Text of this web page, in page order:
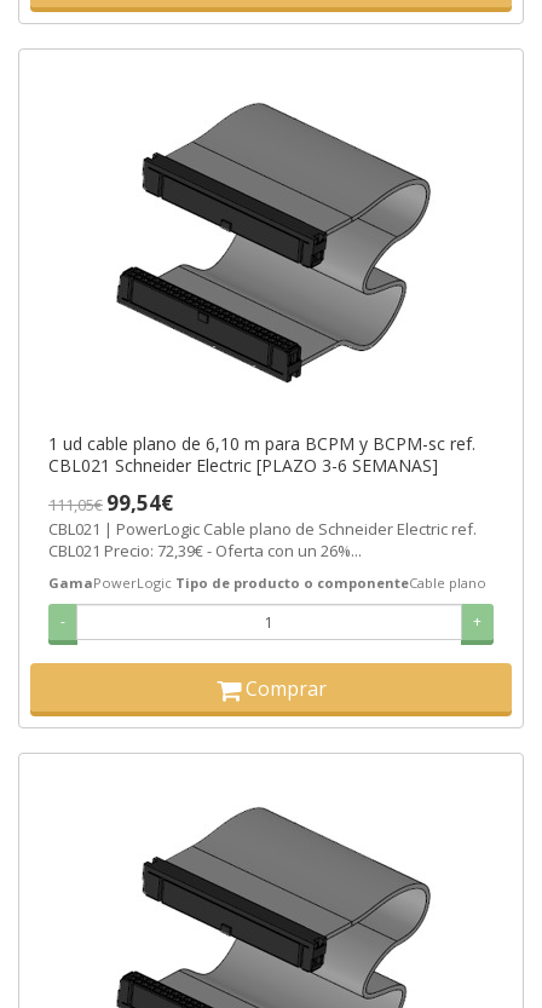
1 ud cable plano de 6,10 m para BCPM y BCPM-sc ref.
CBL021 Schneider Electric [PLAZO 3-6 SEMANAS]
111,05€ 99,54€
CBL021 | PowerLogic Cable plano de Schneider Electric ref.
CBL021 Precio: 72,39€ - Oferta con un 26%...
GamaPowerLogic Tipo de producto o componenteCable plano
- +
Comprar